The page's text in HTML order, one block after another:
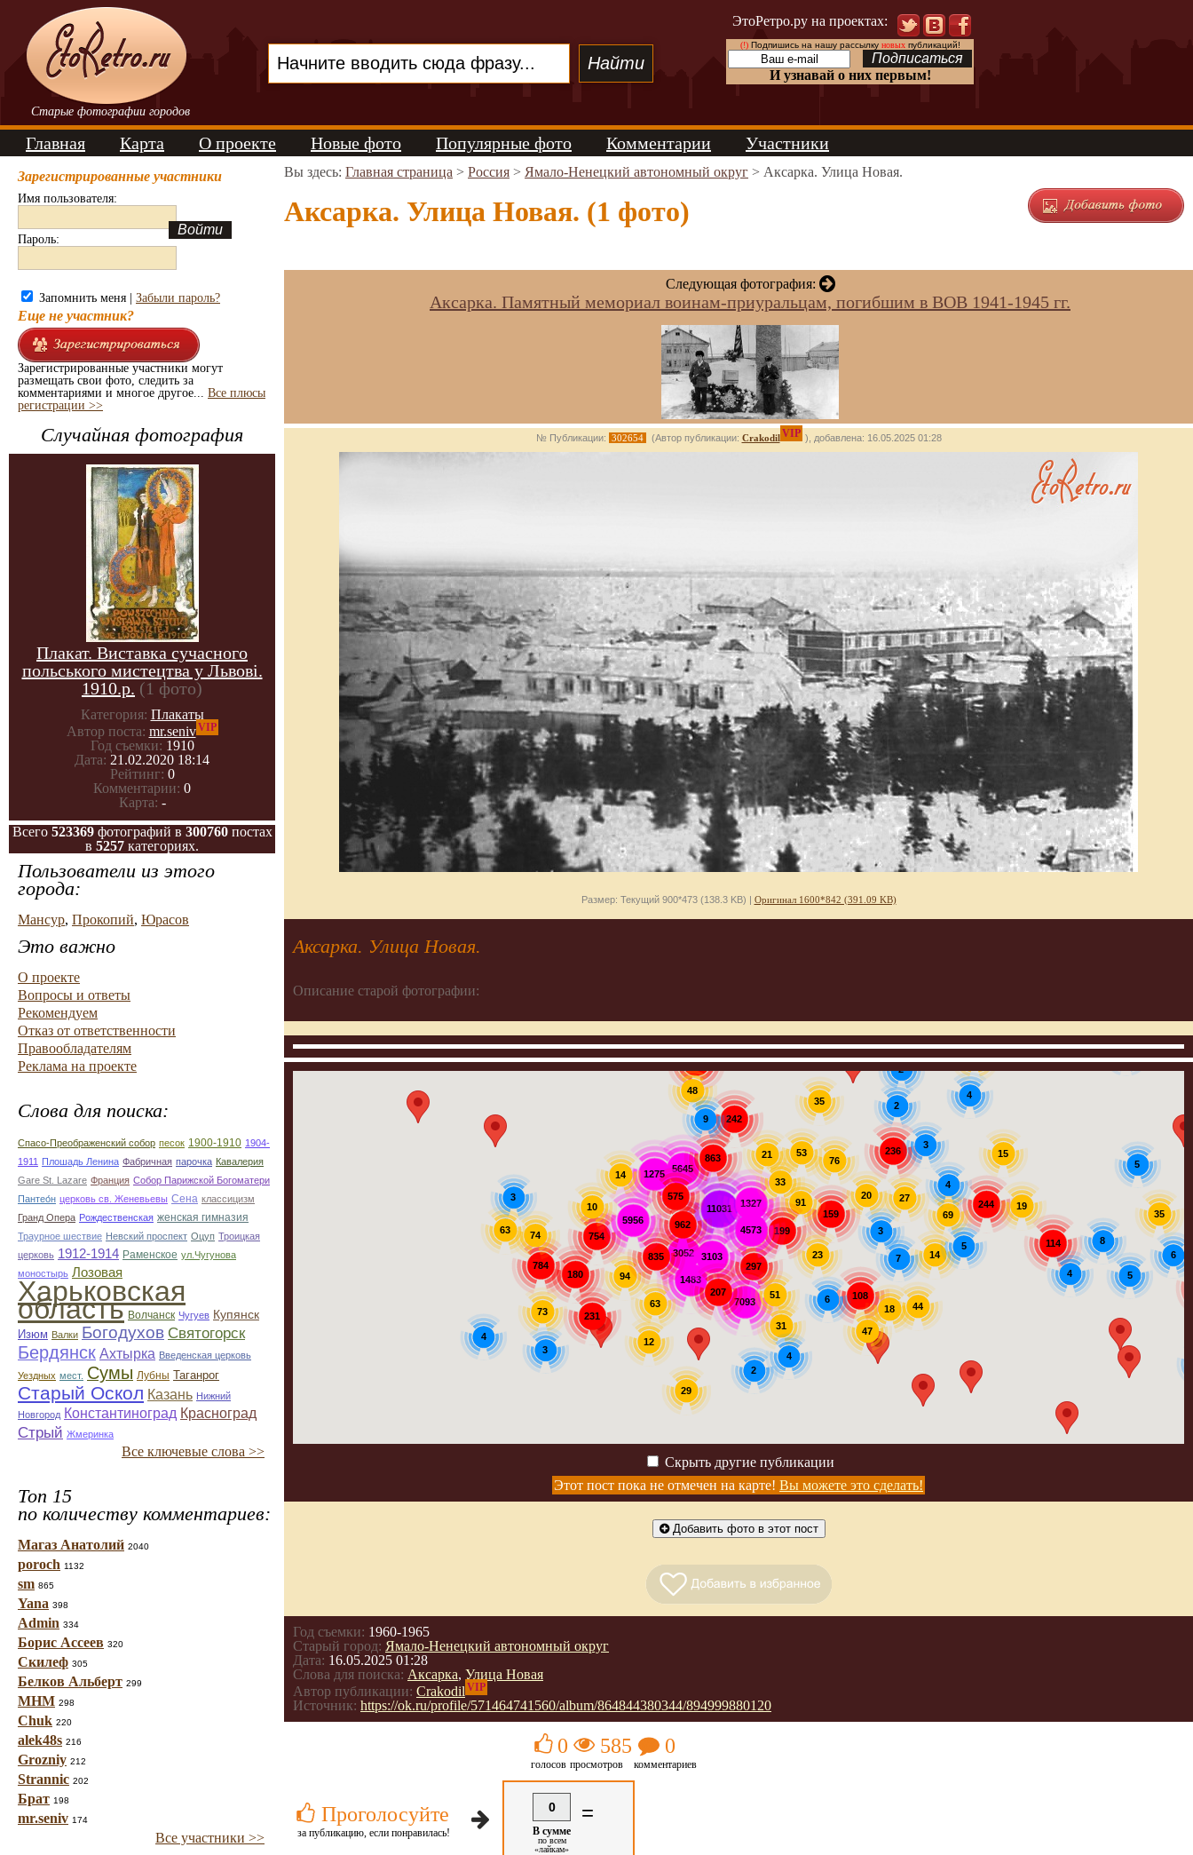
Старые фотографии городов
ЭтоРетро.ру на проектах:
(!)Подпишись на нашу рассылку новыхпубликаций!
И узнавай о них первым!
Главная Карта О проекте Новые фото Популярные фото Комментарии Участники
Зарегистрированные участники
Имя пользователя:
Пароль:
Запомнить меня | Забыли пароль?
Еще не участник?
Зарегистрированные участники могут
размещать свои фото, следить за
комментариями и многое другое... Все плюсы
регистрации >>
Случайная фотография
Плакат. Виставка сучасного
польського мистецтва у Львові.
1910.р. (1 фото)
Категория: Плакаты
Автор поста: mr.senivVIP
Год съемки: 1910
Дата: 21.02.2020 18:14
Рейтинг: 0
Комментарии: 0
Карта: -
Всего 523369фотографий в 300760постах
в 5257 категориях.
Пользователи из этого
города:
Мансур, Прокопий, Юрасов
Это важно
О проекте
Вопросы и ответы
Рекомендуем
Отказ от ответственности
Правообладателям
Реклама на проекте
Слова для поиска:
Спасо-Преображенский собор песок 1900-1910 1904-
1911 Плошадь Ленина Фабричная парочка Кавалерия
Gare St. Lazare Франция Собор Парижской Богоматери
Пантео́н церковь св. Женевьевы Сена классицизм
Гранд Опера Рождественская женская гимназия
Траурное шествие Невский проспект Оцуп Троицкая
церковь 1912-1914 Раменское ул.Чугунова
моностырь Лозовая
Харьковская
область Волчанск Чугуев Купянск
Изюм Валки Богодухов Святогорск
Бердянск Ахтырка Введенская церковь
Уездных мест. Сумы Лубны Таганрог
Старый Оскол Казань Нижний
Новгород Константиноград Красноград
Стрый Жмеринка
Все ключевые слова >>
Топ 15
по количеству комментариев:
Магаз Анатолий 2040
poroch 1132
sm 865
Yana 398
Admin 334
Борис Ассеев 320
Скилеф 305
Белков Альберт 299
МНМ 298
Chuk 220
alek48s 216
Grozniy 212
Strannic 202
Брат 198
mr.seniv 174
Все участники >>
Вы здесь: Главная страница > Россия > Ямало-Ненецкий автономный округ > Аксарка. Улица Новая.
Аксарка. Улица Новая. (1 фото)
Следующая фотография:
Аксарка. Памятный мемориал воинам-приуральцам, погибшим в ВОВ 1941-1945 гг.
№ Публикации: 302654 (Автор публикации: Crakodil VIP ), добавлена: 16.05.2025 01:28
Размер: Текущий 900*473 (138.3 KB) | Оригинал 1600*842 (391.09 KB)
Аксарка. Улица Новая.
Описание старой фотографии:
1483
784
3052
94
5645
3103
11031
754
297
29
159
236
835 14
5956 962
7093
242
863
180
231
244
907
1275
1327 27
76
44
15
48
91
73
21
199
63
20
108
114
12
51
5
35
69
31
7
8
19
10
3
3
47
63
4
4
4
4573
74
23
4
575
33
53
2
6
2
18
3
14
5
207
4
5
6
9
12
2
35
3
Скрыть другие публикации
Этот пост пока не отмечен на карте! Вы можете это сделать!
Добавить фото в этот пост
Год съемки: 1960-1965
Старый город: Ямало-Ненецкий автономный округ
Дата: 16.05.2025 01:28
Слова для поиска: Аксарка, Улица Новая
Автор публикации: Crakodil VIP
Источник: https://ok.ru/profile/571464741560/album/864844380344/894999880120
Проголосуйте
за публикацию, если понравилась!
0
голосов
585
просмотров
0
комментариев
0
В сумме
по всем
«лайкам»
=